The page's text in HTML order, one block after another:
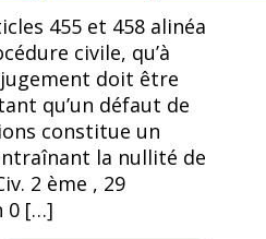
455 et 458 alinéa
civile, qu’à
doit être
qu’un défaut de
constitue un
la nullité de
2 ème , 29
0 […]